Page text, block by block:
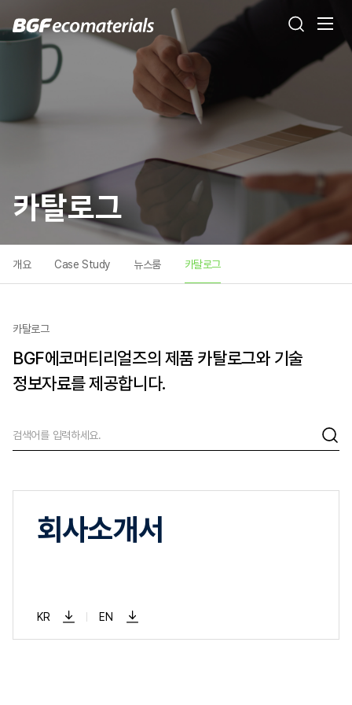
카탈로그
개요 Case Study 뉴스룸 카탈로그
카탈로그
BGF에코머티리얼즈의 제품 카탈로그와 기술
정보자료를 제공합니다.
회사소개서
KR EN